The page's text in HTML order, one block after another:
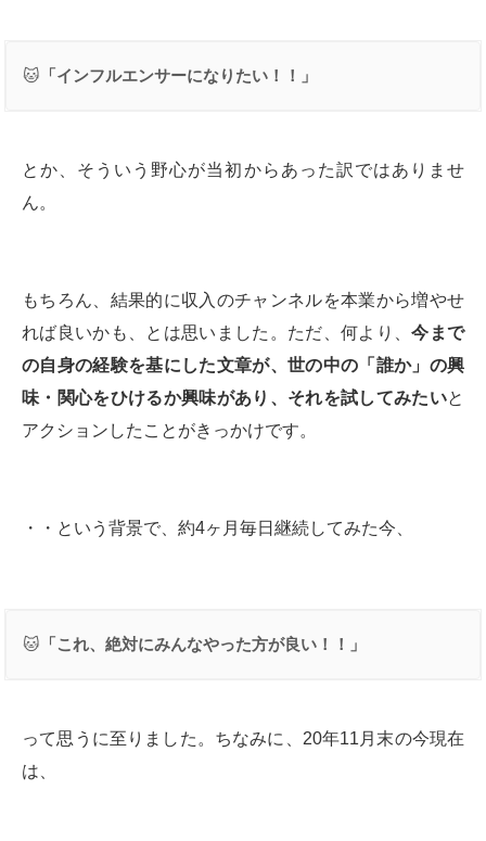
🐱 「インフルエンサーになりたい！！」
とか、そういう野心が当初からあった訳ではありませ
ん。
もちろん、結果的に収入のチャンネルを本業から増やせ
れば良いかも、とは思いました。ただ、何より、今まで
の自身の経験を基にした文章が、世の中の「誰か」の興
味・関心をひけるか興味があり、それを試してみたいと
アクションしたことがきっかけです。
・・という背景で、約4ヶ月毎日継続してみた今、
🐱 「これ、絶対にみんなやった方が良い！！」
って思うに至りました。ちなみに、20年11月末の今現在
は、